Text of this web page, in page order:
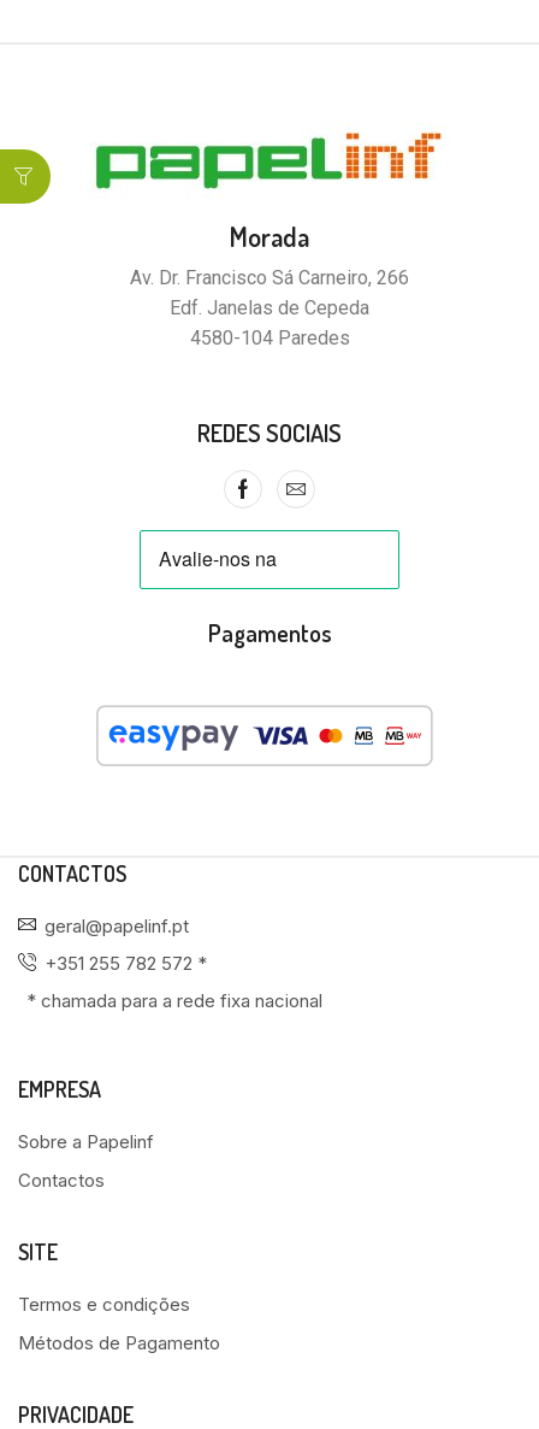
Morada
Av. Dr. Francisco Sá Carneiro, 266
Edf. Janelas de Cepeda
4580-104 Paredes
REDES SOCIAIS
Pagamentos
CONTACTOS
geral@papelinf.pt
+351 255 782 572 *
* chamada para a rede fixa nacional
EMPRESA
Sobre a Papelinf
Contactos
SITE
Termos e condições
Métodos de Pagamento
PRIVACIDADE